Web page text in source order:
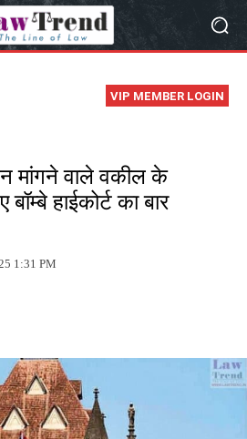
VIP MEMBER LOGIN
मांगने वाले वकील के
हाईकोर्ट का बार
1:31 PM